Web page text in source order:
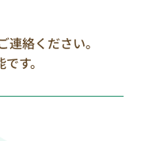
絡ください。
す。